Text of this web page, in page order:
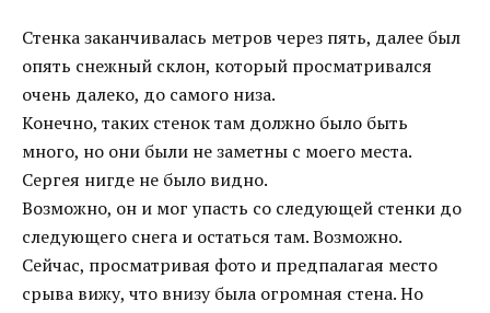
Стенка заканчивалась метров через пять, далее был
опять снежный склон, который просматривался
очень далеко, до самого низа.
Конечно, таких стенок там должно было быть
много, но они были не заметны с моего места.
Сергея нигде не было видно.
Возможно, он и мог упасть со следующей стенки до
следующего снега и остаться там. Возможно.
Сейчас, просматривая фото и предпалагая место
срыва вижу, что внизу была огромная стена. Но